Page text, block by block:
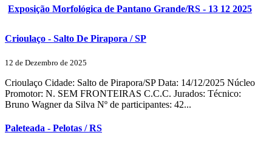
Exposição Morfológica de Pantano Grande/RS - 13 12 2025
Crioulaço - Salto De Pirapora / SP
12 de Dezembro de 2025
Crioulaço Cidade: Salto de Pirapora/SP Data: 14/12/2025 Núcleo
Promotor: N. SEM FRONTEIRAS C.C.C. Jurados: Técnico:
Bruno Wagner da Silva Nº de participantes: 42...
Paleteada - Pelotas / RS